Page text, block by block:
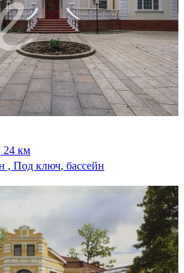
24 км
, Под ключ, бассейн